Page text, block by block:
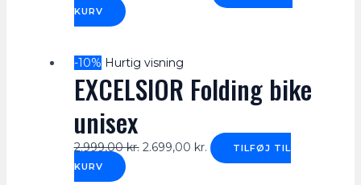
KURV
-10% Hurtig visning
EXCELSIOR Folding bike
unisex
2.999,00kr. 2.699,00 kr.
TILFØJ TIL
KURV